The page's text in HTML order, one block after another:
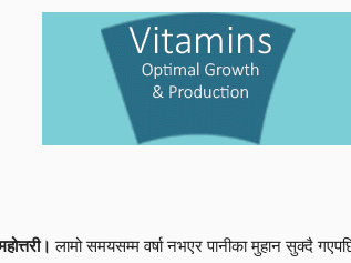
लामो समयसम्म वर्षा नभएर पानीका मुहान सुक्दै